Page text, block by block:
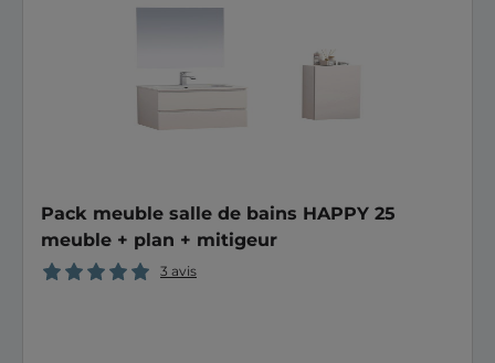
Pack meuble salle de bains HAPPY 25
meuble + plan + mitigeur
3 avis